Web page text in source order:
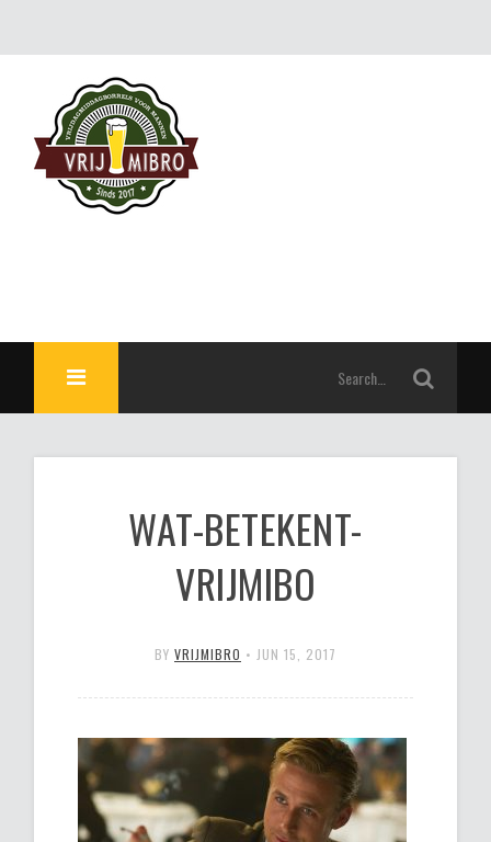
WAT-BETEKENT-
VRIJMIBO
BY VRIJMIBRO • JUN 15, 2017